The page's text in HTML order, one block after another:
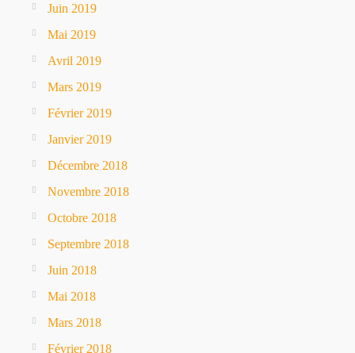
Juin 2019
Mai 2019
Avril 2019
Mars 2019
Février 2019
Janvier 2019
Décembre 2018
Novembre 2018
Octobre 2018
Septembre 2018
Juin 2018
Mai 2018
Mars 2018
Février 2018